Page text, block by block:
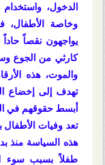
الدخول،
يواجهون نقصاً
كارثي من الجوع
والموت، هذه
تهدف إلى إخضاع
أبسط حقوقهم في
تعد وفيات
طفلاً بسبب سوء